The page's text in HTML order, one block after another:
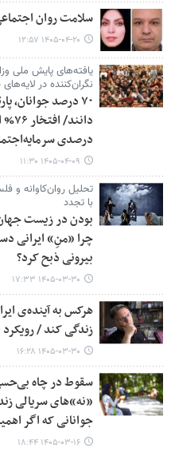
سلامت روان
۱۴۰۵-۰۴-۲۰ ۱۲:۵۷
نگران‌کننده در
۷۰ درصد
درصدی
۱۴۰۵-۰۴-۰۹ ۱۱:۳۰
تحلیل روان‌کاوانه و
با تجدد
بودن در زیست
چرا «منِ» ایرانی
بیرونی ذبح کرد؟
۱۴۰۵-۰۳-۳۰ ۱۷:۳۳
هرکس به آینده‌ی
زندگی کند / رویکرد
۱۴۰۵-۰۳-۳۰ ۱۶:۲۸
سقوط در چاه
«نه»‌های سریالی
جوانانی که اگر
۱۴۰۵-۰۳-۱۶ ۱۸:۴۴